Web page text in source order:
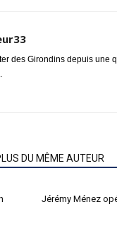
des Girondins depuis une
DU MÊME AUTEUR
Jérémy Ménez